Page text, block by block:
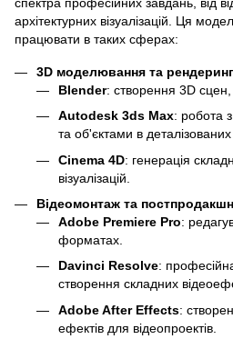
архітектурних візуалізацій. Ця
працювати в таких сферах:
3D моделювання та рендеринг
Blender: створення 3D сцен,
Autodesk 3ds Max: робота
та об'єктами в
Cinema 4D: генерація
візуалізацій.
Відеомонтаж та постпродакшн
Adobe Premiere Pro:
форматах.
Davinci Resolve:
створення складних
Adobe After Effects:
ефектів для відеопроектів.